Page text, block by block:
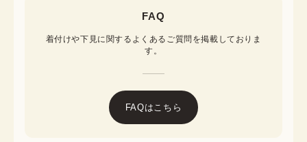
FAQ
着付けや下見に関するよくあるご質問を掲載しておりま
す。
FAQはこちら